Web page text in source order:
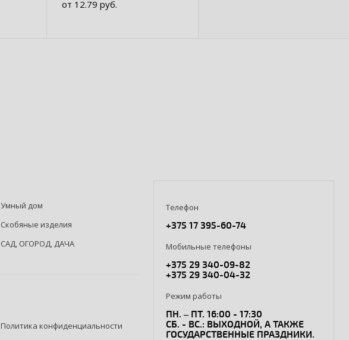
от 12.79 руб.
Умный дом
Скобяные изделия
САД, ОГОРОД, ДАЧА
Политика конфиденциальности
Телефон
+375 17 395-60-74
Мобильные телефоны
+375 29 340-09-82
+375 29 340-04-32
Режим работы
ПН. – ПТ. 16:00 - 17:30
СБ. - ВС.: ВЫХОДНОЙ, А ТАКЖЕ
ГОСУДАРСТВЕННЫЕ ПРАЗДНИКИ.